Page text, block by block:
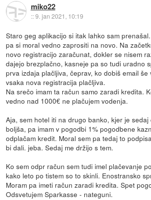
miko22
::9. jan 2021, 10:19
Staro geg aplikacijo si itak lahko sam
pa si moral vedno zaprositi na novo. Na
novo registracijo zaračunat, dokler se nisem
dajejo brezplačno, kasneje pa so tudi uradno
prva izdaja plačljiva, čeprav, ko dobiš email še
vsaka nova registracija plačljiva.
Na srečo imam ta račun samo zaradi kredita.
vedno nad 1000€ ne plačujem vodenja.
Aja, sem hotel iti na drugo banko, kjer je
boljša, pa imam v pogodbi 1% pogodbene
odplačam kredit. Moral sem pa tedaj to
bi dali. jeba. Sedaj me držijo s tem.
Ko sem odpr račun sem tudi imel plačevanje
kako leto po tistem so to skinli. Enostransko
Moram pa imeti račun zaradi kredita. Spet
Odsvetujem Sparkasse - nateguni.